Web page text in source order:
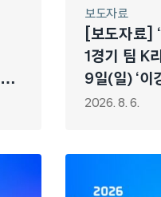
보도자료
[보도자료]
1경기 팀 K
9일(일) ‘이
마드리드전
2026. 8. 6.